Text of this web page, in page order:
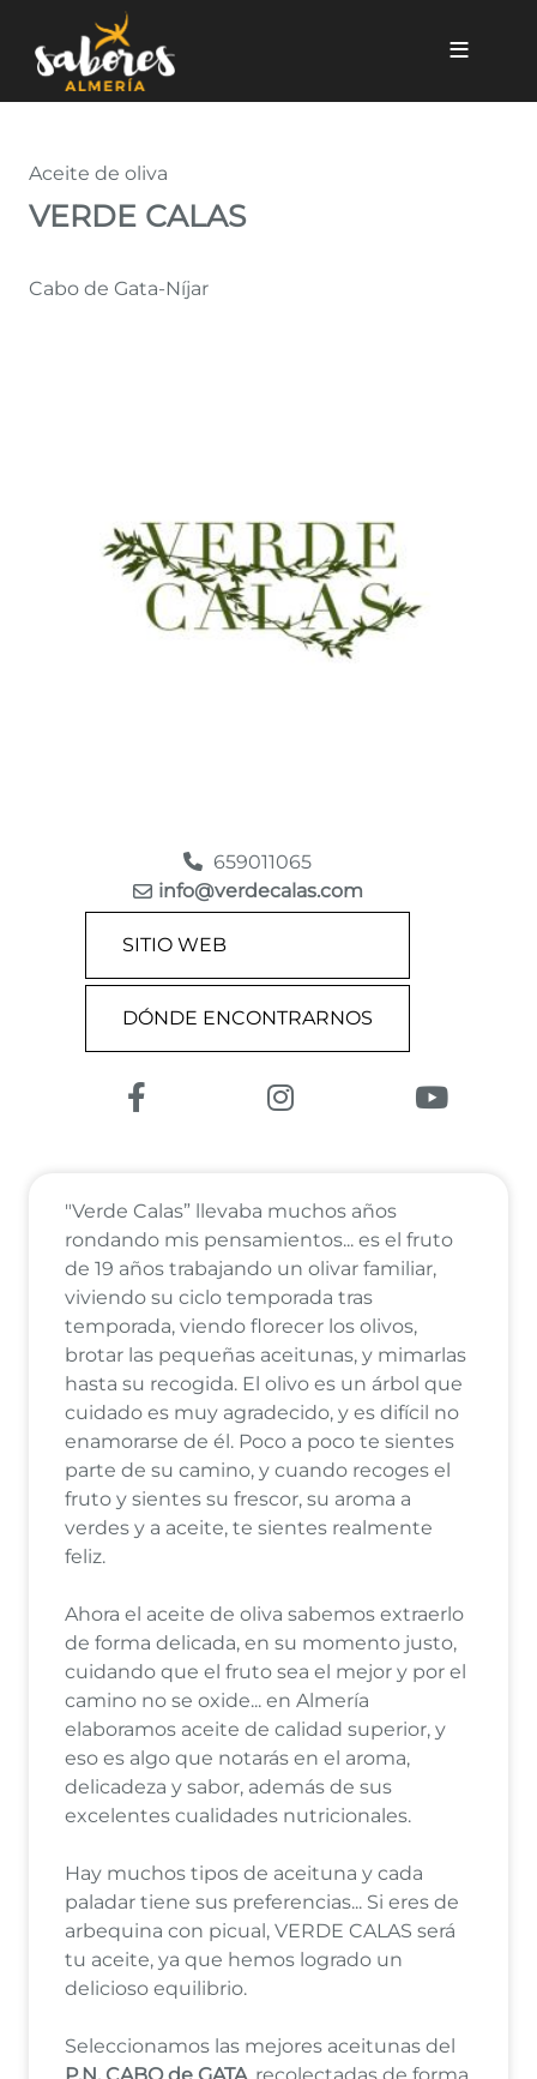
Verde Calas
Aceite de oliva
VERDE CALAS
Cabo de Gata-Níjar
659011065
info@verdecalas.com
SITIO WEB
DÓNDE ENCONTRARNOS
Enlace a FacebookEnlace a InstagramEnlace a
"Verde Calas” llevaba muchos años
rondando mis pensamientos... es el fruto
de 19 años trabajando un olivar familiar,
viviendo su ciclo temporada tras
temporada, viendo florecer los olivos,
brotar las pequeñas aceitunas, y mimarlas
hasta su recogida. El olivo es un árbol que
cuidado es muy agradecido, y es difícil no
enamorarse de él. Poco a poco te sientes
parte de su camino, y cuando recoges el
fruto y sientes su frescor, su aroma a
verdes y a aceite, te sientes realmente
feliz.
Ahora el aceite de oliva sabemos extraerlo
de forma delicada, en su momento justo,
cuidando que el fruto sea el mejor y por el
camino no se oxide... en Almería
elaboramos aceite de calidad superior, y
eso es algo que notarás en el aroma,
delicadeza y sabor, además de sus
excelentes cualidades nutricionales.
Hay muchos tipos de aceituna y cada
paladar tiene sus preferencias... Si eres de
arbequina con picual, VERDE CALAS será
tu aceite, ya que hemos logrado un
delicioso equilibrio.
Seleccionamos las mejores aceitunas del